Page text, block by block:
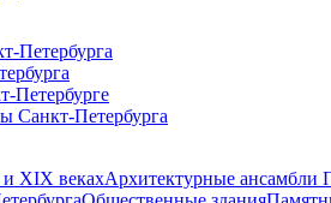
Петербурга
Петербурге
Санкт-Петербурга
и XIX векахАрхитектурные ансамбли